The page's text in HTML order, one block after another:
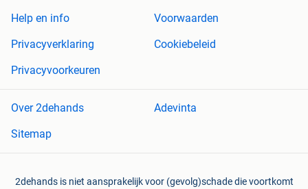
Help en info
Voorwaarden
Privacyverklaring
Cookiebeleid
Privacyvoorkeuren
Over 2dehands
Adevinta
Sitemap
2dehands is niet aansprakelijk voor (gevolg)schade die voortkomt